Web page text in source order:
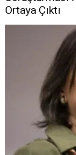
Ortaya Çıktı